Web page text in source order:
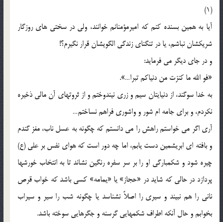
(1)
آيا به همين بسنده كنم كه اميرمؤمنانم خوانند، ولي در سختي هاي روزگار
شريكشان نباشم، يا در تنگناي زندگي الگويشان قرار نگيرم؟!
و در جاي ديگر مي فرمايد:
«فو الله ما كنزت من دنياكم تبرا…».
به خدا سوگند، از دنيايتان سيم و زري نيندوختم و از ثروتهاي آن مالي ذخيره
نكردم، و براي جامه ام شور و واشوري فراهم نساختم…
آري اگر مي خواستم راهش را مي دانستم كه چگونه به عسل ناب، مغز گندم
و بافته اي ابريشمين دست يابم، اما چه دور است كه هواي نفس بر علي (ع)
چيره شود و شكمبارگي او را بر سر سفره رنگين نشاند تا به انتخاب خورشها
پردازد در حالي كه شايد در «حجاز» يا «يمامه» كسي باشد كه خواب قرص
ناني را هم نبيند و سيري را اصلاً نشناسد يا چگونه شب را سير و سيراب
بخوابم و حال آنكه اطراف شكمهايي گرسنه و جگرهايي سوخته باشد.